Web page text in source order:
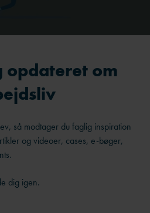
opdateret om
så modtager du faglig inspiration
og videoer, cases, e-bøger,
dig igen.